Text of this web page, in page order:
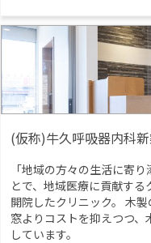
(仮称)牛久呼吸器内科
「地域の方々の生活に寄
とで、地域医療に貢献す
開院したクリニック。 木
窓よりコストを抑えつつ
しています。